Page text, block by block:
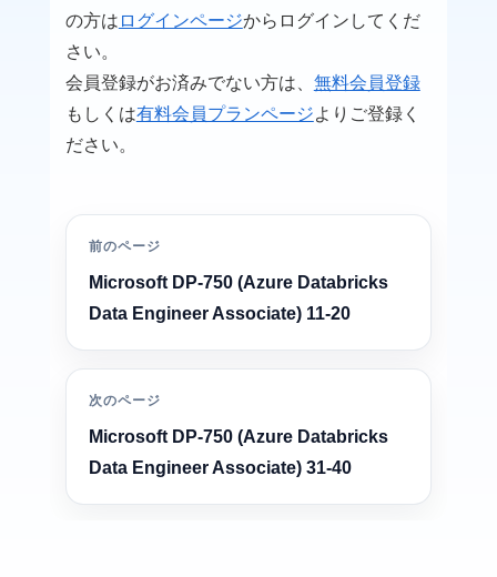
の方は ログインページからログインしてくだ
さい。
会員登録がお済みでない方は、 無料会員登録
もしくは有料会員プランページよりご登録く
ださい。
前のページ
Microsoft DP-750 (Azure Databricks
Data Engineer Associate) 11-20
次のページ
Microsoft DP-750 (Azure Databricks
Data Engineer Associate) 31-40